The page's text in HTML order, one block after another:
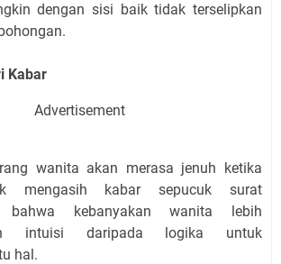
dengan sisi baik tidak terselipkan
Kabar
Advertisement
wanita akan merasa jenuh ketika
mengasih kabar sepucuk surat
bahwa kebanyakan wanita lebih
intuisi daripada logika untuk
hal.